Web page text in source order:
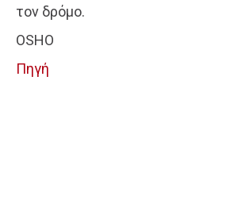
τον δρόμο.
OSHO
Πηγή